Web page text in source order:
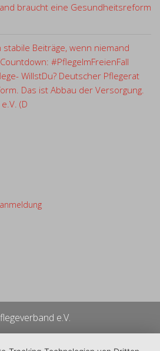
braucht eine Gesundheitsreform
stabile Beiträge, wenn niemand
#PflegeImFreienFall
WillstDu? Deutscher Pflegerat
Das ist Abbau der Versorgung.
(D
e.V.